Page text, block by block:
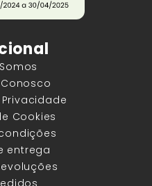
Cookies
entrega